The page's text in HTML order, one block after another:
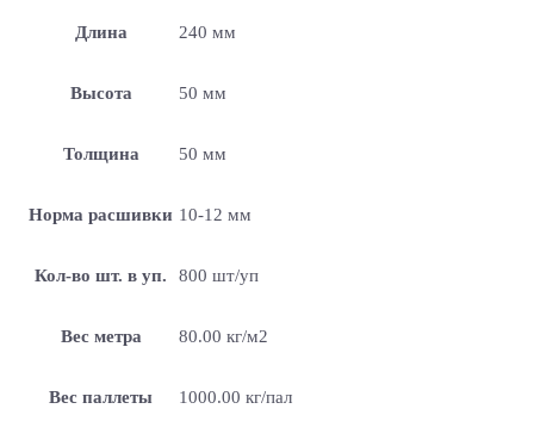
Длина 240 мм
Высота 50 мм
Толщина 50 мм
Норма расшивки 10-12 мм
Кол-во шт. в уп. 800 шт/уп
Вес метра 80.00 кг/м2
Вес паллеты 1000.00 кг/пал